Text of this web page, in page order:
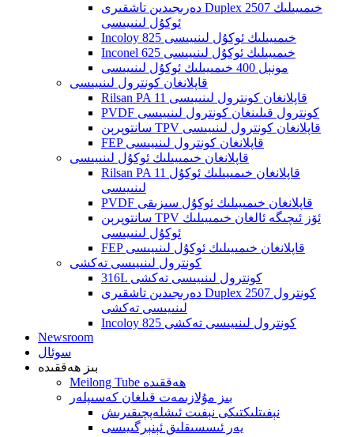
دەرىجىدىن تاشقىرى Duplex 2507 خىمىيىلىك
ئوكۇل لىنىيىسى
Incoloy 825 خىمىيىلىك ئوكۇل لىنىيىسى
Inconel 625 خىمىيىلىك ئوكۇل لىنىيىسى
مونېل 400 خىمىيىلىك ئوكۇل لىنىيىسى
قاپلانغان كونترول لىنىيىسى
Rilsan PA 11 قاپلانغان كونترول لىنىيىسى
PVDF كونترول قىلىنغان كونترول لىنىيىسى
سانتوپرېن TPV قاپلانغان كونترول لىنىيىسى
FEP قاپلانغان كونترول لىنىيىسى
قاپلانغان خىمىيىلىك ئوكۇل لىنىيىسى
Rilsan PA 11 قاپلانغان خىمىيىلىك ئوكۇل
لىنىيىسى
PVDF قاپلانغان خىمىيىلىك ئوكۇل سىزىقى
سانتوپرېن TPV ئۆز ئىچىگە ئالغان خىمىيىلىك
ئوكۇل لىنىيىسى
FEP قاپلانغان خىمىيىلىك ئوكۇل لىنىيىسى
كونترول لىنىيىسى تەكشى
316L كونترول لىنىيىسى تەكشى
دەرىجىدىن تاشقىرى Duplex 2507 كونترول
لىنىيىسى تەكشى
Incoloy 825 كونترول لىنىيىسى تەكشى
Newsroom
سوئال
بىز ھەققىدە
Meilong Tube ھەققىدە
بىز مۇلازىمەت قىلغان كەسىپلەر
نېفىتلىكتىكى نېفىت ئىشلەپچىقىرىش
يەر ئىسسىقلىق ئېنېرگىيىسى